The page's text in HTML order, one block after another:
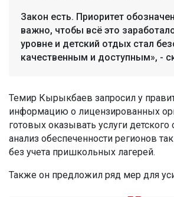
Закон есть. Приоритет
важно, чтобы всё это
уровне и детский отдых стал
качественным и доступным», -
Темир Кырыкбаев запросил у
информацию о лицензированных
готовых оказывать услуги детского
анализ обеспеченности регионов
без учета пришкольных лагерей.
Также он предложил ряд мер для